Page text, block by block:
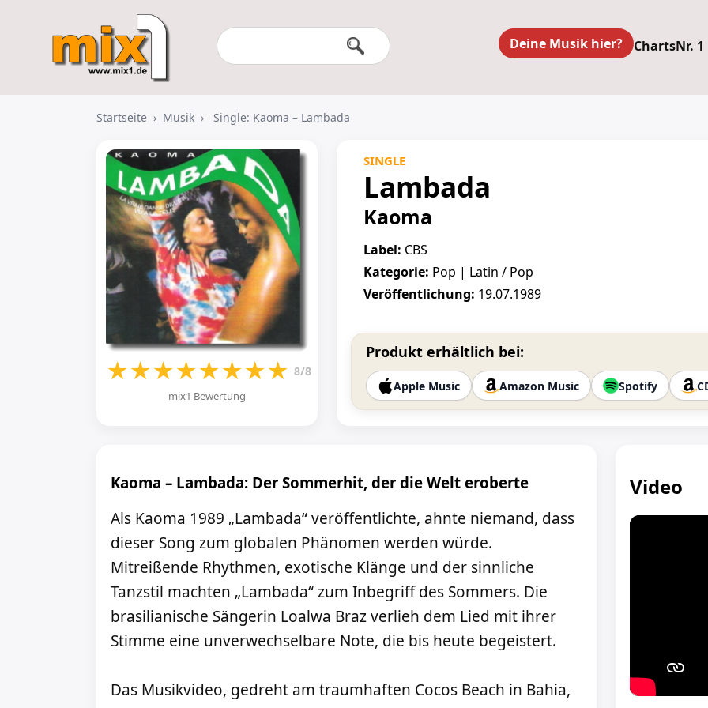
Deine Musik hier? ChartsNr.
Startseite › Musik › Single: Kaoma – Lambada
★★★★★★★★ 8/8
mix1 Bewertung
SINGLE
Lambada
Kaoma
Label: CBS
Kategorie: Pop | Latin / Pop
Veröffentlichung: 19.07.1989
Produkt erhältlich bei:
Apple Music Amazon Music Spotify
Kaoma – Lambada: Der Sommerhit, der die Welt eroberte
Als Kaoma 1989 „Lambada“ veröffentlichte, ahnte niemand, dass
dieser Song zum globalen Phänomen werden würde.
Mitreißende Rhythmen, exotische Klänge und der sinnliche
Tanzstil machten „Lambada“ zum Inbegriff des Sommers. Die
brasilianische Sängerin Loalwa Braz verlieh dem Lied mit ihrer
Stimme eine unverwechselbare Note, die bis heute begeistert.
Das Musikvideo, gedreht am traumhaften Cocos Beach in Bahia,
Video